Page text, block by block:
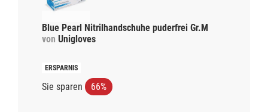
Blue Pearl Nitrilhandschuhe puderfrei Gr.M
von Unigloves
Sie sparen 66%